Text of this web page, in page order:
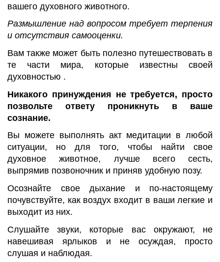
вашего духовного животного.
Размышление над вопросом требует терпения
и отсутствия самооценки.
Вам также может быть полезно путешествовать в
те части мира, которые известны своей
духовностью .
Никакого принуждения не требуется, просто
позвольте ответу проникнуть в ваше
сознание.
Вы можете выполнять акт медитации в любой
ситуации, но для того, чтобы найти свое
духовное животное, лучше всего сесть,
выпрямив позвоночник и приняв удобную позу.
Осознайте свое дыхание и по-настоящему
почувствуйте, как воздух входит в ваши легкие и
выходит из них.
Слушайте звуки, которые вас окружают, не
навешивая ярлыков и не осуждая, просто
слушая и наблюдая.